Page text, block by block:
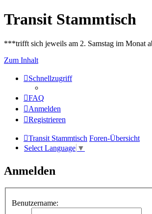
Transit Stammtisch
***trifft sich jeweils am 2. Samstag im Monat
Zum Inhalt
Schnellzugriff
FAQ
Anmelden
Registrieren
Transit Stammtisch Foren-Übersicht
Select Language ▼
Anmelden
Benutzername: